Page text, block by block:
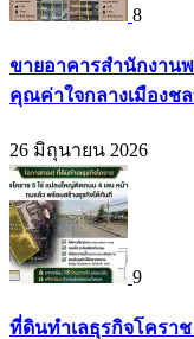
8
ขายอาคารสำนักงาน
คุณค่าใจกลางเมืองช
26 มิถุนายน 2026
9
ที่ดินทำเลธุรกิจโครา